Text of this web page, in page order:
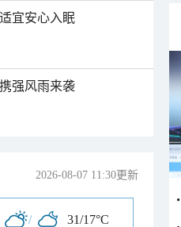
宜安心入眠
强风雨来袭
2026-08-07 11:30更新
/ 31/17°C